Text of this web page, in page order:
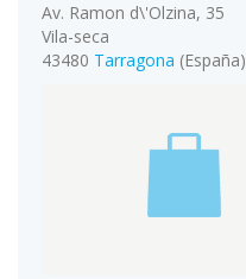
Av. Ramon d\'Olzina, 35
Vila-seca
43480 Tarragona (España)